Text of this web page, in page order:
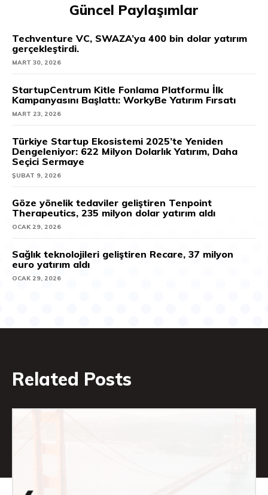
Güncel Paylaşımlar
Techventure VC, SWAZA’ya 400 bin dolar yatırım
gerçekleştirdi.
MART 30, 2026
StartupCentrum Kitle Fonlama Platformu İlk
Kampanyasını Başlattı: WorkyBe Yatırım Fırsatı
MART 23, 2026
Türkiye Startup Ekosistemi 2025’te Yeniden
Dengeleniyor: 622 Milyon Dolarlık Yatırım, Daha
Seçici Sermaye
ŞUBAT 9, 2026
Göze yönelik tedaviler geliştiren Tenpoint
Therapeutics, 235 milyon dolar yatırım aldı
OCAK 29, 2026
Sağlık teknolojileri geliştiren Recare, 37 milyon
euro yatırım aldı
OCAK 29, 2026
Related Posts